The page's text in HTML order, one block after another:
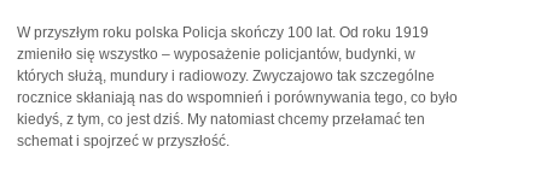
W przyszłym roku polska Policja skończy 100 lat. Od roku 1919
zmieniło się wszystko – wyposażenie policjantów, budynki, w
których służą, mundury i radiowozy. Zwyczajowo tak szczególne
rocznice skłaniają nas do wspomnień i porównywania tego, co było
kiedyś, z tym, co jest dziś. My natomiast chcemy przełamać ten
schemat i spojrzeć w przyszłość.